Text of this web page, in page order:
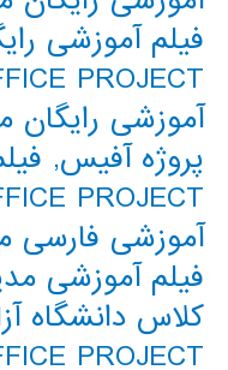
فیلم آموزشی
PROJECT
آموزشی رایگان
پروژه آفیس,
PROJECT
آموزشی فارسی
فیلم آموزشی
PROJECT